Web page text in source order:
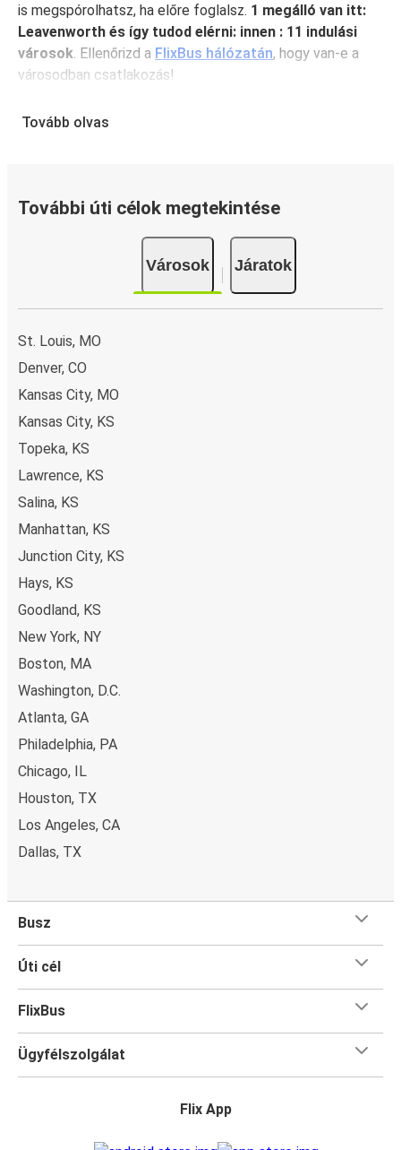
is megspórolhatsz, ha előre foglalsz. 1 megálló van itt:
Leavenworth és így tudod elérni: innen : 11 indulási
városok. Ellenőrizd a FlixBus hálózatán, hogy van-e a
városodban csatlakozás!
FlixBusszal: Leavenworth?
utasainak. Élvezd a kényelmes utazást Leavenworth
ki kedvenc ülőhelyed, és utazz teljes nyugalomban, mert a
jegyed fedezi a kézipoggyászodat és egy feladott
poggyászt is.
Hogyan foglalj ebből innen vagy ide: Leavenworth
A jegyfoglalás a FlixBusnál gyerekjáték: a FlixBus App
segítségével néhány kattintással elvégezheted a
foglalást. Ha online vásárolsz jegyet innen vagy ide:
Leavenworth, különböző biztonságos online fizetési
Paypal, Google és Apple Pay. Arra is lehetőség van, hogy a
fedélzeten vagy egy értékesítési ponton készpénzzel
fizess.
Tovább olvas
További úti célok megtekintése
Városok Járatok
St. Louis, MO
Denver, CO
Kansas City, MO
Kansas City, KS
Topeka, KS
Lawrence, KS
Salina, KS
Manhattan, KS
Junction City, KS
Hays, KS
Goodland, KS
New York, NY
Boston, MA
Washington, D.C.
Atlanta, GA
Philadelphia, PA
Chicago, IL
Houston, TX
Los Angeles, CA
Dallas, TX
Busz
Úti cél
FlixBus
Ügyfélszolgálat
Flix App